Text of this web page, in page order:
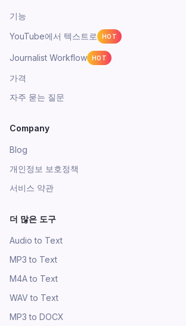
기능
YouTube에서 텍스트로
HOT
Journalist Workflow HOT
가격
자주 묻는 질문
Company
Blog
개인정보 보호정책
서비스 약관
더 많은 도구
Audio to Text
MP3 to Text
M4A to Text
WAV to Text
MP3 to DOCX